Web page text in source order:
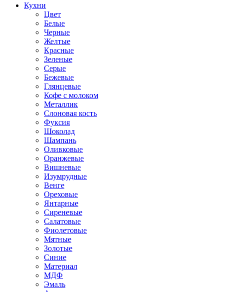
Кухни
Цвет
Белые
Черные
Желтые
Красные
Зеленые
Серые
Бежевые
Глянцевые
Кофе с молоком
Металлик
Слоновая кость
Фуксия
Шоколад
Шампань
Оливковые
Оранжевые
Вишневые
Изумрудные
Венге
Ореховые
Янтарные
Сиреневые
Салатовые
Фиолетовые
Мятные
Золотые
Синие
Материал
МДФ
Эмаль